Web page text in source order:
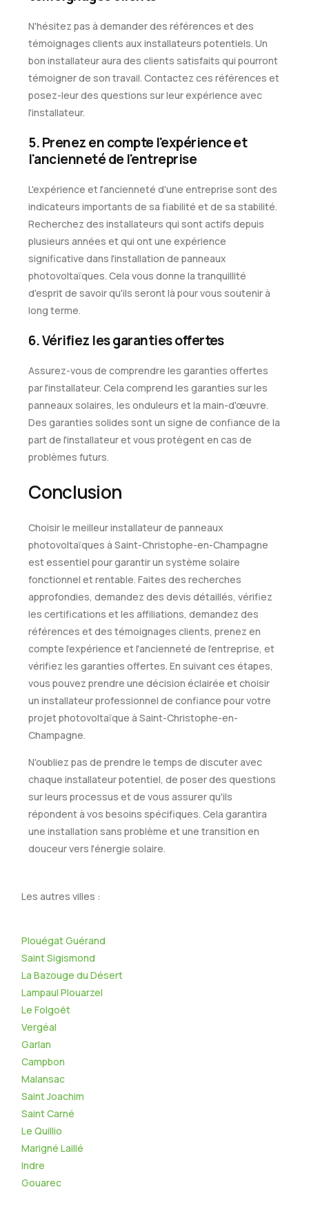
N'hésitez pas à demander des références et des
témoignages clients aux installateurs potentiels. Un
bon installateur aura des clients satisfaits qui pourront
témoigner de son travail. Contactez ces références et
posez-leur des questions sur leur expérience avec
l'installateur.
5. Prenez en compte l'expérience et
l'ancienneté de l'entreprise
L'expérience et l'ancienneté d'une entreprise sont des
indicateurs importants de sa fiabilité et de sa stabilité.
Recherchez des installateurs qui sont actifs depuis
plusieurs années et qui ont une expérience
significative dans l'installation de panneaux
photovoltaïques. Cela vous donne la tranquillité
d'esprit de savoir qu'ils seront là pour vous soutenir à
long terme.
6. Vérifiez les garanties offertes
Assurez-vous de comprendre les garanties offertes
par l'installateur. Cela comprend les garanties sur les
panneaux solaires, les onduleurs et la main-d'œuvre.
Des garanties solides sont un signe de confiance de la
part de l'installateur et vous protègent en cas de
problèmes futurs.
Conclusion
Choisir le meilleur installateur de panneaux
photovoltaïques à Saint-Christophe-en-Champagne
est essentiel pour garantir un système solaire
fonctionnel et rentable. Faites des recherches
approfondies, demandez des devis détaillés, vérifiez
les certifications et les affiliations, demandez des
références et des témoignages clients, prenez en
compte l'expérience et l'ancienneté de l'entreprise, et
vérifiez les garanties offertes. En suivant ces étapes,
vous pouvez prendre une décision éclairée et choisir
un installateur professionnel de confiance pour votre
projet photovoltaïque à Saint-Christophe-en-
Champagne.
N'oubliez pas de prendre le temps de discuter avec
chaque installateur potentiel, de poser des questions
sur leurs processus et de vous assurer qu'ils
répondent à vos besoins spécifiques. Cela garantira
une installation sans problème et une transition en
douceur vers l'énergie solaire.
Les autres villes :
Plouégat Guérand
Saint Sigismond
La Bazouge du Désert
Lampaul Plouarzel
Le Folgoët
Vergéal
Garlan
Campbon
Malansac
Saint Joachim
Saint Carné
Le Quillio
Marigné Laillé
Indre
Gouarec